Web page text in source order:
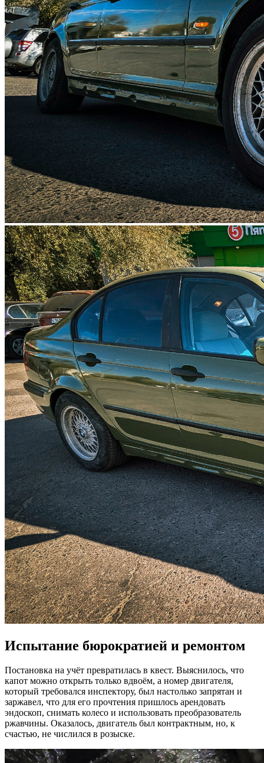
Испытание бюрократией и ремонтом
Постановка на учёт превратилась в квест. Выяснилось, что
капот можно открыть только вдвоём, а номер двигателя,
который требовался инспектору, был настолько запрятан и
заржавел, что для его прочтения пришлось арендовать
эндоскоп, снимать колесо и использовать преобразователь
ржавчины. Оказалось, двигатель был контрактным, но, к
счастью, не числился в розыске.